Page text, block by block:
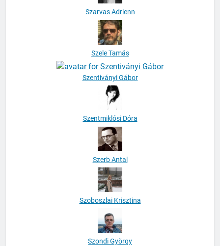
Szarvas Adrienn
Szele Tamás
Szentiványi Gábor
Szentmiklósi Dóra
Szerb Antal
Szoboszlai Krisztina
Szondi György